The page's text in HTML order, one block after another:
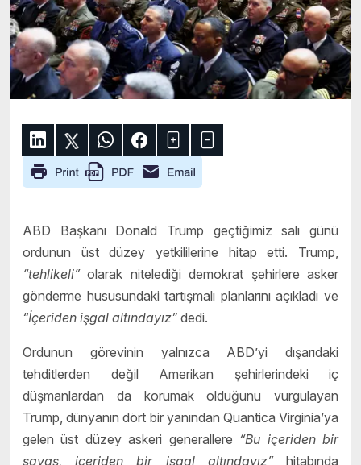
ABD Başkanı Donald Trump geçtiğimiz salı günü
ordunun üst düzey yetkililerine hitap etti. Trump,
“tehlikeli”olarak nitelediği demokrat şehirlere asker
gönderme hususundaki tartışmalı planlarını açıkladı ve
“İçeriden işgal altındayız”dedi.
Ordunun görevinin yalnızca ABD’yi dışarıdaki
tehditlerden değil Amerikan şehirlerindeki iç
düşmanlardan da korumak olduğunu vurgulayan
Trump, dünyanın dört bir yanından Quantica Virginia’ya
gelen üst düzey askeri generallere “Bu içeriden bir
savaş, içeriden bir işgal altındayız”hitabında